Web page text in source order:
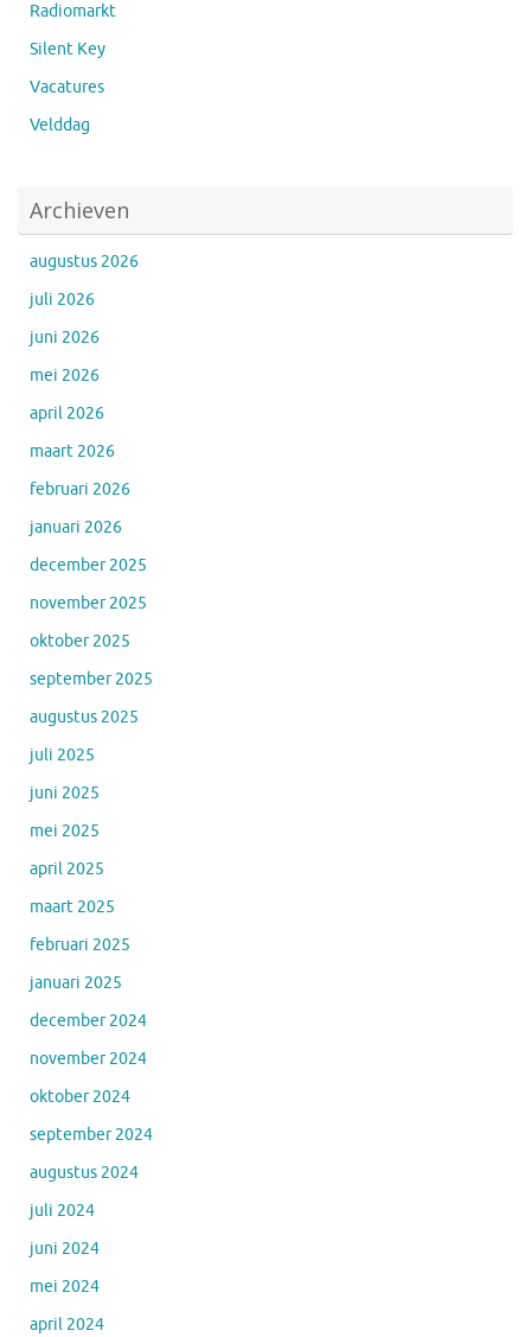
Radiomarkt
Silent Key
Vacatures
Velddag
Archieven
augustus 2026
juli 2026
juni 2026
mei 2026
april 2026
maart 2026
februari 2026
januari 2026
december 2025
november 2025
oktober 2025
september 2025
augustus 2025
juli 2025
juni 2025
mei 2025
april 2025
maart 2025
februari 2025
januari 2025
december 2024
november 2024
oktober 2024
september 2024
augustus 2024
juli 2024
juni 2024
mei 2024
april 2024